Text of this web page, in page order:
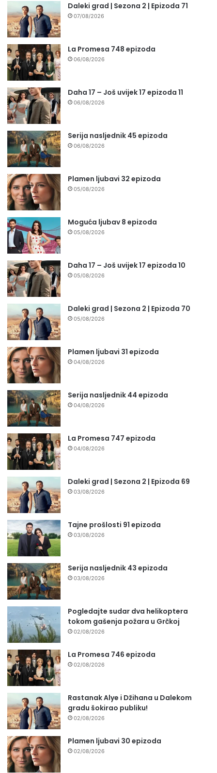
Daleki grad | Sezona 2 | Epizoda 71
07/08/2026
La Promesa 748 epizoda
06/08/2026
Daha 17 – Još uvijek 17 epizoda 11
06/08/2026
Serija nasljednik 45 epizoda
06/08/2026
Plamen ljubavi 32 epizoda
05/08/2026
Moguća ljubav 8 epizoda
05/08/2026
Daha 17 – Još uvijek 17 epizoda 10
05/08/2026
Daleki grad | Sezona 2 | Epizoda 70
05/08/2026
Plamen ljubavi 31 epizoda
04/08/2026
Serija nasljednik 44 epizoda
04/08/2026
La Promesa 747 epizoda
04/08/2026
Daleki grad | Sezona 2 | Epizoda 69
03/08/2026
Tajne prošlosti 91 epizoda
03/08/2026
Serija nasljednik 43 epizoda
03/08/2026
Pogledajte sudar dva helikoptera
tokom gašenja požara u Grčkoj
02/08/2026
La Promesa 746 epizoda
02/08/2026
Rastanak Alye i Džihana u Dalekom
gradu šokirao publiku!
02/08/2026
Plamen ljubavi 30 epizoda
02/08/2026